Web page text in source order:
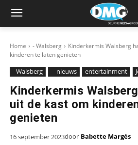
Home - Walsberg
Kinderkermis Walsberg
kinderen te laten genieten
- Walsberg -- nieuws entertainment
Kinderkermis
uit de kast om
genieten
16 september 2023door Babette Margés